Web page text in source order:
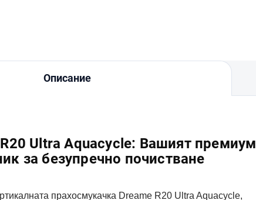
Описание
Ultra Aquacycle: Вашият премиум
за безупречно почистване
прахосмукачка Dreame R20 Ultra Aquacycle,